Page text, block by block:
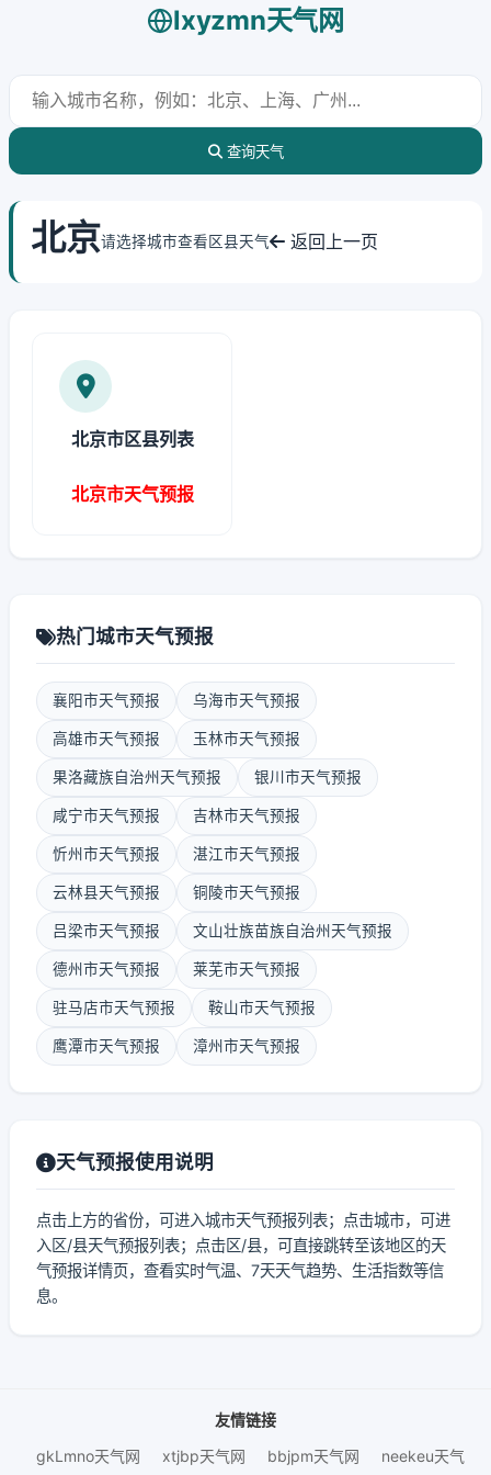
lxyzmn天气网
查询天气
北京请选择城市查看区县天气 返回上一页
北京市区县列表
北京市天气预报
热门城市天气预报
襄阳市天气预报 乌海市天气预报
高雄市天气预报 玉林市天气预报
果洛藏族自治州天气预报 银川市天气预报
咸宁市天气预报 吉林市天气预报
忻州市天气预报 湛江市天气预报
云林县天气预报 铜陵市天气预报
吕梁市天气预报 文山壮族苗族自治州天气预报
德州市天气预报 莱芜市天气预报
驻马店市天气预报 鞍山市天气预报
鹰潭市天气预报 漳州市天气预报
天气预报使用说明
点击上方的省份，可进入城市天气预报列表；点击城市，可进
入区/县天气预报列表；点击区/县，可直接跳转至该地区的天
气预报详情页，查看实时气温、7天天气趋势、生活指数等信
息。
友情链接
gkLmno天气网
xtjbp天气网 bbjpm天气网
neekeu天气